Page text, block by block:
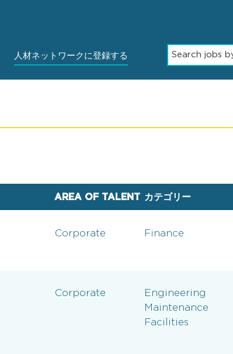
人材ネットワークに登録する
AREA OF TALENT カテゴリー
Corporate Finance
Corporate
Engineering
Maintenance
Facilities